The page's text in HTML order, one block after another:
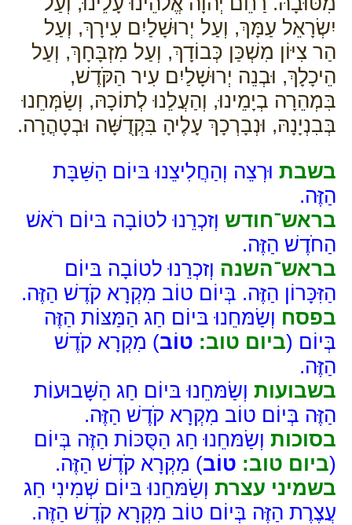
יִשְׂרָאֵל עַמָּךְ, וְעַל יְרוּשָׁלַיִם עִירָךְ, וְעַל
הַר צִיּוֹן מִשְׁכַּן כְּבוֹדָךְ, וְעַל מִזְבָּחָךְ, וְעַל
הֵיכָלָךְ, וּבְנֵה יְרוּשָׁלַיִם עִיר הַקֹּדֶשׁ,
בִּמְהֵרָה בְיָמֵינוּ, וְהַעֲלֵנוּ לְתוֹכָהּ, וְשַׂמְּחֵנוּ
בְּבִנְיָנָהּ, וּנְבָרְכָךְ עָלֶיהָ בִּקְדֻשָּׁה וּבְטָהֳרָה.
בשבת וּרְצֵה וְהַחֲלִיצֵנוּ בּיוֹם הַשַּׁבָּת
הַזֶּה.
בראש־חודש וְזכְרֵנוּ לטוֹבָה בּיוֹם רֹאשׁ
הַחֹדֶשׁ הַזֶּה.
בראש־השנה וְזכְרֵנוּ לטוֹבָה בּיוֹם
הַזִּכָּרוֹן הַזֶּה. בְּיוֹם טוֹב מִקְרָא קֹדֶשׁ הַזֶּה.
בפסח וְשַׂמּחֵנוּ בּיוֹם חַג הַמַּצּוֹת הַזֶּה
בְּיוֹם (ביום טוב: טוֹב) מִקְרָא קֹדֶשׁ
הַזֶּה.
בשבועות וְשַׂמּחֵנוּ בּיוֹם חַג הַשָּׁבוּעוֹת
הַזֶּה בְּיוֹם טוֹב מִקְרָא קֹדֶשׁ הַזֶּה.
בסוכות וְשַׂמּחֵנוּ חַג הַסֻּכּוֹת הַזֶּה בְּיוֹם
(ביום טוב: טוֹב) מִקְרָא קֹדֶשׁ הַזֶּה.
בשמיני עצרת וְשַׂמּחֵנוּ בּיוֹם שְׁמִינִי חַג
עֲצֶרֶת הַזֶּה בְּיוֹם טוֹב מִקְרָא קֹדֶשׁ הַזֶּה.